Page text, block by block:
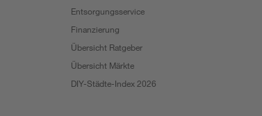
Entsorgungsservice
Finanzierung
Übersicht Ratgeber
Übersicht Märkte
DIY-Städte-Index 2026